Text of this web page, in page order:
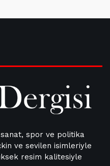
spor ve politika
ve sevilen isimleriyle
resim kalitesiyle